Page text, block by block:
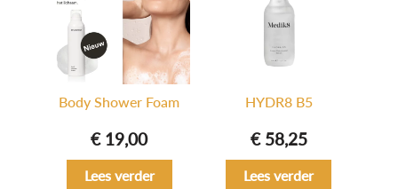
Body Shower Foam
€19,00
Lees verder
HYDR8 B5
€58,25
Lees verder